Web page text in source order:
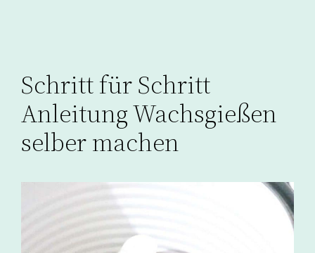
Schritt für Schritt
Anleitung Wachsgießen
selber machen